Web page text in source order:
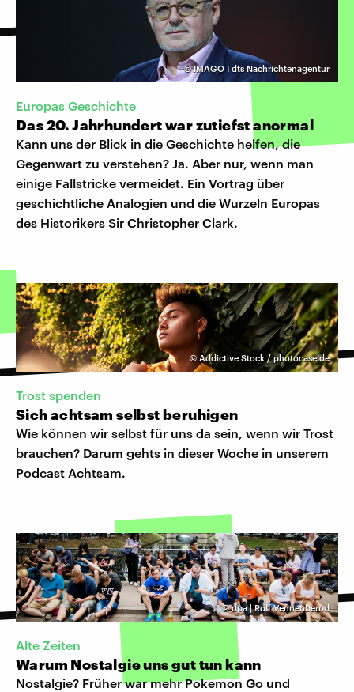
©IMAGO I dts Nachrichtenagentur
Europas Geschichte
Das 20. Jahrhundert war zutiefst anormal
Kann uns der Blick in die Geschichte helfen, die
Gegenwart zu verstehen? Ja. Aber nur, wenn man
einige Fallstricke vermeidet. Ein Vortrag über
geschichtliche Analogien und die Wurzeln Europas
des Historikers Sir Christopher Clark.
© Addictive Stock / photocase.de
Trost spenden
Sich achtsam selbst beruhigen
Wie können wir selbst für uns da sein, wenn wir Trost
brauchen? Darum gehts in dieser Woche in unserem
Podcast Achtsam.
©dpa | Rolf Vennenbernd
Alte Zeiten
Warum Nostalgie uns gut tun kann
Nostalgie? Früher war mehr Pokemon Go und